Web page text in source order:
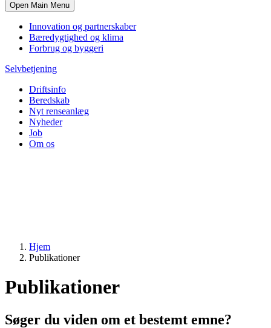
Open Main Menu
Innovation og partnerskaber
Bæredygtighed og klima
Forbrug og byggeri
Selvbetjening
Driftsinfo
Beredskab
Nyt renseanlæg
Nyheder
Job
Om os
Hjem
Publikationer
Publikationer
Søger du viden om et bestemt emne?